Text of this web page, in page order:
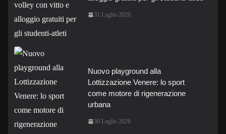
31 Luglio 2026
Nuovo playground alla
Lottizzazione Venere: lo sport
come motore di rigenerazione
urbana
30 Luglio 2026